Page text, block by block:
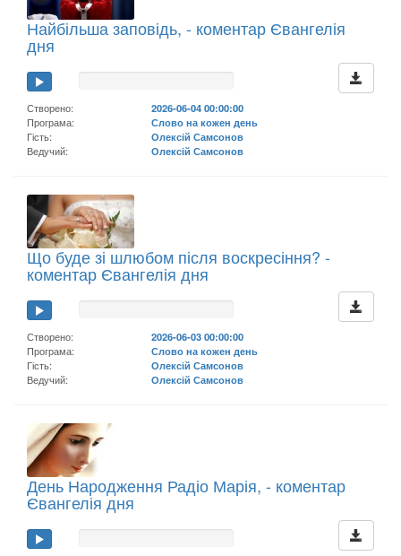
Найбільша заповідь, - коментар Євангелія
дня
Створено:
2026-06-04 00:00:00
Програма:
Слово на кожен день
Гість:
Олексій Самсонов
Ведучий:
Олексій Самсонов
Що буде зі шлюбом після воскресіння? -
коментар Євангелія дня
Створено:
2026-06-03 00:00:00
Програма:
Слово на кожен день
Гість:
Олексій Самсонов
Ведучий:
Олексій Самсонов
День Народження Радіо Марія, - коментар
Євангелія дня